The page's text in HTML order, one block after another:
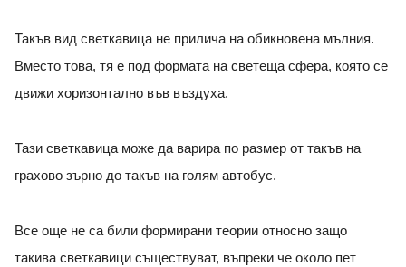
Такъв вид светкавица не прилича на обикновена мълния.
Вместо това, тя е под формата на светеща сфера, която се
движи хоризонтално във въздуха.
Тази светкавица може да варира по размер от такъв на
грахово зърно до такъв на голям автобус.
Все още не са били формирани теории относно защо
такива светкавици съществуват, въпреки че около пет